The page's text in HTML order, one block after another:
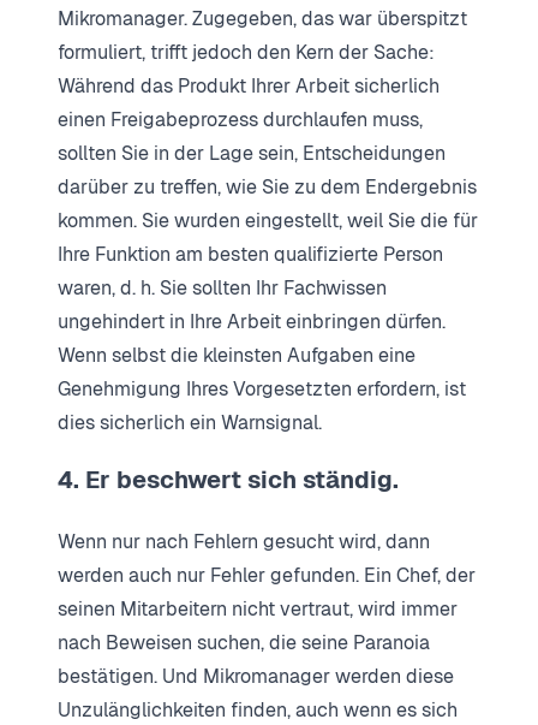
Mikromanager. Zugegeben, das war überspitzt
formuliert, trifft jedoch den Kern der Sache:
Während das Produkt Ihrer Arbeit sicherlich
einen Freigabeprozess durchlaufen muss,
sollten Sie in der Lage sein, Entscheidungen
darüber zu treffen, wie Sie zu dem Endergebnis
kommen. Sie wurden eingestellt, weil Sie die für
Ihre Funktion am besten qualifizierte Person
waren, d. h. Sie sollten Ihr Fachwissen
ungehindert in Ihre Arbeit einbringen dürfen.
Wenn selbst die kleinsten Aufgaben eine
Genehmigung Ihres Vorgesetzten erfordern, ist
dies sicherlich ein Warnsignal.
4. Er beschwert sich ständig.
Wenn nur nach Fehlern gesucht wird, dann
werden auch nur Fehler gefunden. Ein Chef, der
seinen Mitarbeitern nicht vertraut, wird immer
nach Beweisen suchen, die seine Paranoia
bestätigen. Und Mikromanager werden diese
Unzulänglichkeiten finden, auch wenn es sich